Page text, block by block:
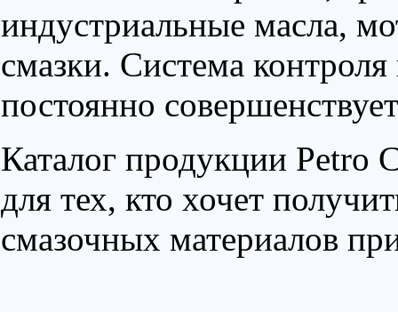
индустриальные масла,
смазки. Система
постоянно
Каталог продукции Petro
для тех, кто хочет
смазочных материалов